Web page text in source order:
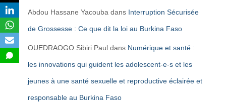
Abdou Hassane Yacouba dans Interruption Sécurisée
de Grossesse : Ce que dit la loi au Burkina Faso
OUEDRAOGO Sibiri Paul dans Numérique et santé :
les innovations qui guident les adolescent-e-s et les
jeunes à une santé sexuelle et reproductive éclairée et
responsable au Burkina Faso